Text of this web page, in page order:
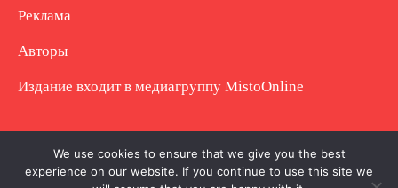
Реклама
Авторы
Издание входит в медиагруппу MistoOnline
Copyright © Полное использование материала
запрещено. Частично разрешено с гиперссылкой.
We use cookies to ensure that we give you the best
experience on our website. If you continue to use this site we